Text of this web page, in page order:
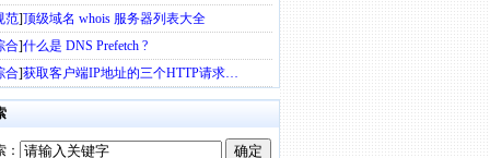
范]顶级域名 whois 服务器列表大全
合]什么是 DNS Prefetch ?
合]获取客户端IP地址的三个HTTP请求…
：